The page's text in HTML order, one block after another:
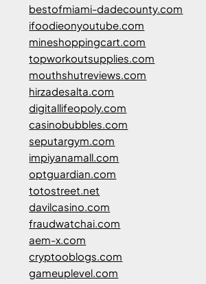
bestofmiami-dadecounty.com
ifoodieonyoutube.com
mineshoppingcart.com
topworkoutsupplies.com
mouthshutreviews.com
hirzadesalta.com
digitallifeopoly.com
casinobubbles.com
seputargym.com
impiyanamall.com
optguardian.com
totostreet.net
davilcasino.com
fraudwatchai.com
aem-x.com
cryptooblogs.com
gameuplevel.com